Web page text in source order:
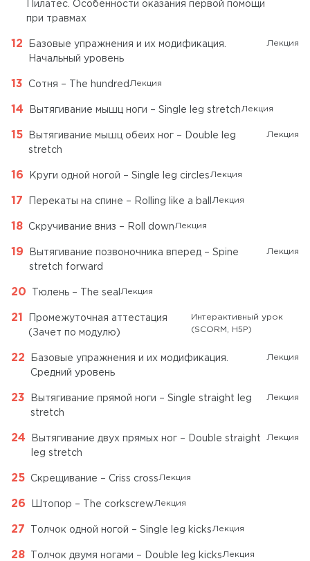
Пилатес. Особенности оказания первой помощи
при травмах
Базовые упражнения и их модификация.
Начальный уровень
Лекция
Сотня – The hundred Лекция
Вытягивание мышц ноги – Single leg stretch Лекция
Вытягивание мышц обеих ног – Double leg
stretch
Лекция
Круги одной ногой – Single leg circles Лекция
Перекаты на спине – Rolling like a ball Лекция
Скручивание вниз – Roll down Лекция
Вытягивание позвоночника вперед – Spine
stretch forward
Лекция
Тюлень – The seal Лекция
Промежуточная аттестация
(Зачет по модулю)
Интерактивный урок
(SCORM, H5P)
Базовые упражнения и их модификация.
Средний уровень
Лекция
Вытягивание прямой ноги – Single straight leg
stretch
Лекция
Вытягивание двух прямых ног – Double straight
leg stretch
Лекция
Скрещивание – Criss cross Лекция
Штопор – The corkscrewЛекция
Толчок одной ногой – Single leg kicks Лекция
Толчок двумя ногами – Double leg kicks Лекция